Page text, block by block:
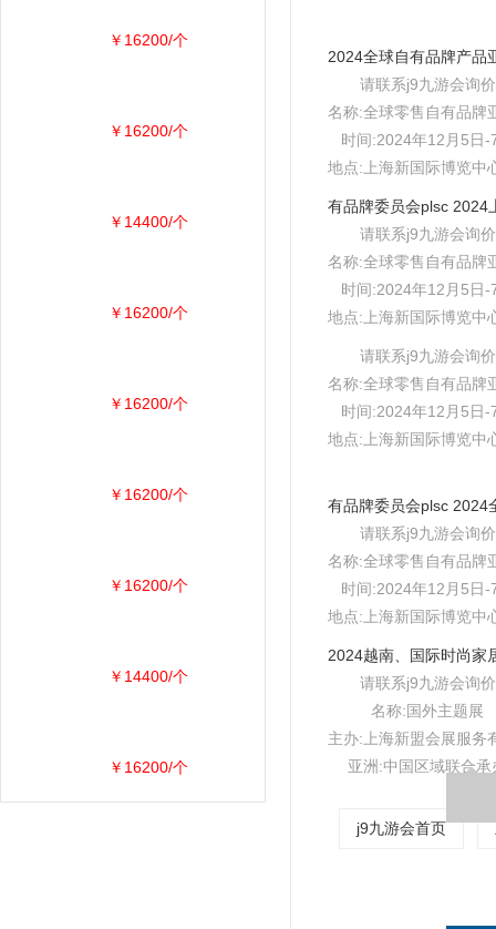
请联系j9九游会询价
名称:全球零售自有品牌
时间:2024年12月5日-
地点:上海新国际博览中
请联系j9九游会询价
名称:全球零售自有品牌
时间:2024年12月5日-
地点:上海新国际博览中
请联系j9九游会询价
名称:全球零售自有品牌
时间:2024年12月5日-
地点:上海新国际博览中
请联系j9九游会询价
名称:全球零售自有品牌
时间:2024年12月5日-
地点:上海新国际博览中
请联系j9九游会询价
名称:国外主题展
主办:上海新盟会展服务
亚洲:中国区域联合承
j9九游会首页
￥16200/个
￥16200/个
￥14400/个
￥16200/个
￥16200/个
￥16200/个
￥16200/个
￥14400/个
￥16200/个